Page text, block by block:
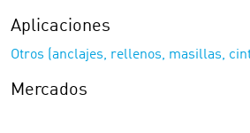
Aplicaciones
Otros (anclajes, rellenos, masillas,
Mercados